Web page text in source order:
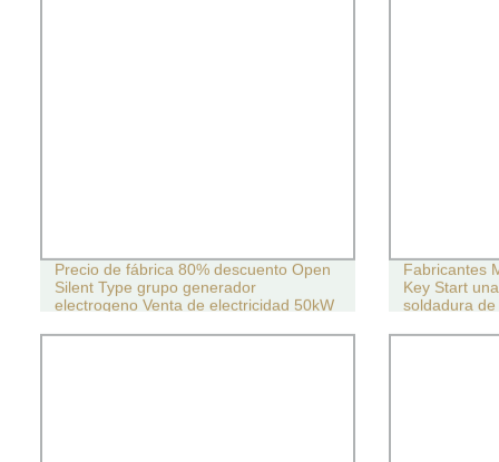
Precio de fábrica 80% descuento Open
Silent Type grupo generador
electrogeno Venta de electricidad 50kW
150kVA 160kVA 200kVA Generador
Fabricantes
Key Start
soldadura
Generador